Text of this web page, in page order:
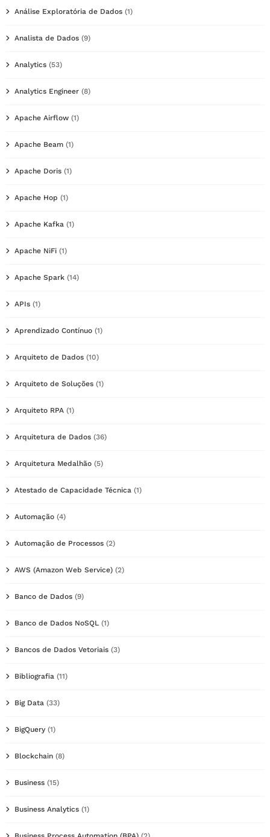
Análise Exploratória de Dados (1)
Analista de Dados (9)
Analytics (53)
Analytics Engineer (8)
Apache Airflow (1)
Apache Beam (1)
Apache Doris (1)
Apache Hop (1)
Apache Kafka (1)
Apache NiFi (1)
Apache Spark (14)
APIs (1)
Aprendizado Contínuo (1)
Arquiteto de Dados (10)
Arquiteto de Soluções (1)
Arquiteto RPA (1)
Arquitetura de Dados (36)
Arquitetura Medalhão (5)
Atestado de Capacidade Técnica (1)
Automação (4)
Automação de Processos (2)
AWS (Amazon Web Service) (2)
Banco de Dados (9)
Banco de Dados NoSQL (1)
Bancos de Dados Vetoriais (3)
Bibliografia (11)
Big Data (33)
BigQuery (1)
Blockchain (8)
Business (15)
Business Analytics (1)